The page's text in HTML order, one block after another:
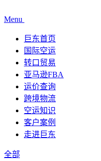
Menu
巨东首页
国际空运
转口贸易
亚马逊FBA
运价查询
跨境物流
空运知识
客户案例
走进巨东
全部